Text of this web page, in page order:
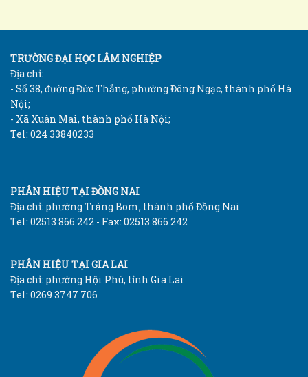
TRƯỜNG ĐẠI HỌC LÂM NGHIỆP
Địa chỉ:
- Số 38, đường Đức Thắng, phường Đông Ngạc, thành phố Hà
Nội;
- Xã Xuân Mai, thành phố Hà Nội;
Tel: 024 33840233
PHÂN HIỆU TẠI ĐỒNG NAI
Địa chỉ: phường Trảng Bom, thành phố Đồng Nai
Tel: 02513 866 242 - Fax: 02513 866 242
PHÂN HIỆU TẠI GIA LAI
Địa chỉ: phường Hội Phú, tỉnh Gia Lai
Tel: 0269 3747 706